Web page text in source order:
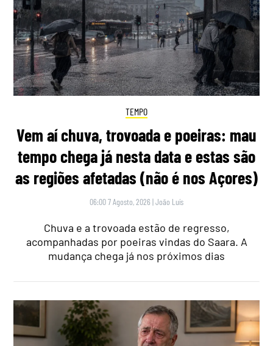
TEMPO
Vem aí chuva, trovoada e poeiras: mau
tempo chega já nesta data e estas são
as regiões afetadas (não é nos Açores)
06:00 7 Agosto, 2026 |João Luís
Chuva e a trovoada estão de regresso,
acompanhadas por poeiras vindas do Saara. A
mudança chega já nos próximos dias